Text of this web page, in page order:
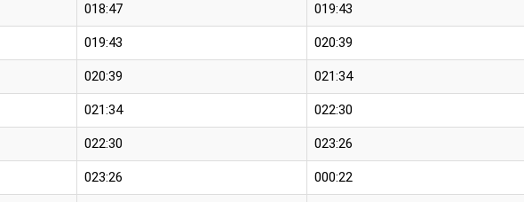
018:47 019:43
019:43 020:39
020:39 021:34
021:34 022:30
022:30 023:26
023:26 000:22